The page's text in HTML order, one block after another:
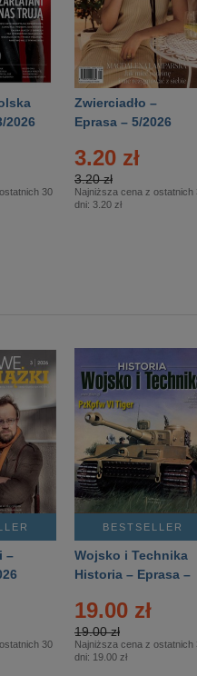
2026
30
Zwierciadło –
Eprasa – 5/2026
3.20 zł
3.20 zł
Najniższa cena z ostatnich
dni: 3.20 zł
–
30
BESTSELLER
Wojsko i Technika
Historia – Eprasa –
19.00 zł
19.00 zł
Najniższa cena z ostatnich
dni: 19.00 zł